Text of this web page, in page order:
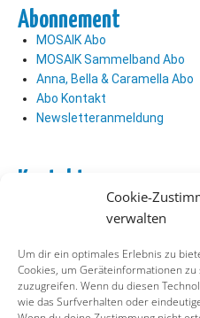
Cookie-
verwalten
Um dir ein optimales Erlebnis zu
Cookies, um Geräteinformationen
zuzugreifen. Wenn du diesen
wie das Surfverhalten oder
Abonnement
MOSAIK Abo
MOSAIK Sammelband Abo
Anna, Bella & Caramella Abo
Abo Kontakt
Newsletteranmeldung
Kontakt
Verlag Kontakt
Soziale Medien